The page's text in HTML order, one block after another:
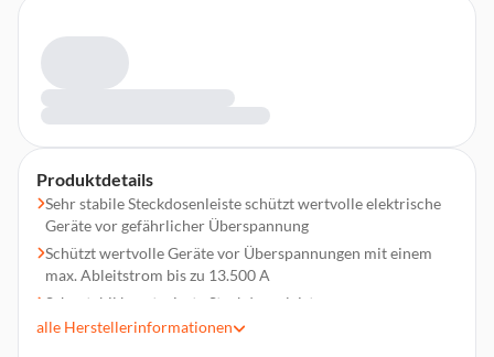
Produktdetails
Sehr stabile Steckdosenleiste schützt wertvolle elektrische
Geräte vor gefährlicher Überspannung
Schützt wertvolle Geräte vor Überspannungen mit einem
max. Ableitstrom bis zu 13.500 A
Sehr stabil konstruierte Steckdosenleiste aus
hochbruchfestem Polycarbonat
alle Herstellerinformationen